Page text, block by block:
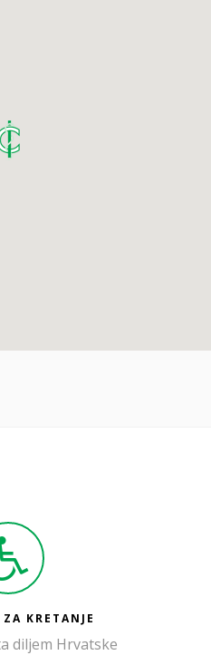
KRETANJE
diljem Hrvatske